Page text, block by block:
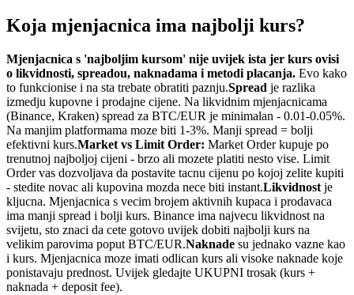
Koja mjenjacnica ima najbolji kurs?
Mjenjacnica s 'najboljim kursom' nije uvijek ista jer kurs ovisi
o likvidnosti, spreadou, naknadama i metodi placanja. Evo kako
to funkcionise i na sta trebate obratiti paznju.Spread je razlika
izmedju kupovne i prodajne cijene. Na likvidnim mjenjacnicama
(Binance, Kraken) spread za BTC/EUR je minimalan - 0.01-0.05%.
Na manjim platformama moze biti 1-3%. Manji spread = bolji
efektivni kurs.Market vs Limit Order: Market Order kupuje po
trenutnoj najboljoj cijeni - brzo ali mozete platiti nesto vise. Limit
Order vas dozvoljava da postavite tacnu cijenu po kojoj zelite kupiti
- stedite novac ali kupovina mozda nece biti instant.Likvidnost je
kljucna. Mjenjacnica s vecim brojem aktivnih kupaca i prodavaca
ima manji spread i bolji kurs. Binance ima najvecu likvidnost na
svijetu, sto znaci da cete gotovo uvijek dobiti najbolji kurs na
velikim parovima poput BTC/EUR.Naknade su jednako vazne kao
i kurs. Mjenjacnica moze imati odlican kurs ali visoke naknade koje
ponistavaju prednost. Uvijek gledajte UKUPNI trosak (kurs +
naknada + deposit fee).